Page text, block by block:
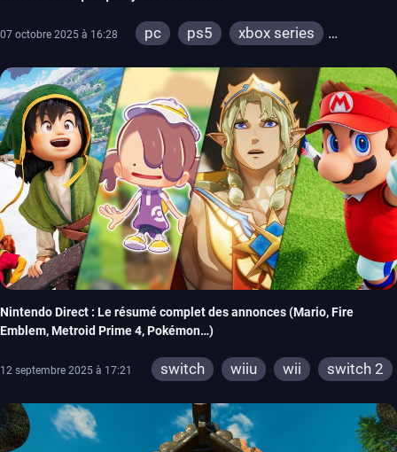
07 octobre 2025 à 16:28 pc ps5
xbox series
Nintendo Direct : Le résumé complet des annonces (Mario, Fire
Emblem, Metroid Prime 4, Pokémon…)
12 septembre 2025 à 17:21 switch wiiu wii switch 2